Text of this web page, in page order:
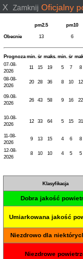
X Zamknij Oficjalny
pm2.5 pm10
Obecnie
13 6
Prognoza min. śr maks. min. śr
07-08-
2026
11 15 19 5 7 8
08-08-
2026
20 28 36 8 10 12
09-08-
2026
26 43 58 9 16 22
10-08-
2026
12 33 64 5 15 31
11-08-
2026
9 13 15 4 6 8
12-08-
2026
8 10 10 4 5 5
Klasyfikacja
Dobra jakość
Umiarkowana jakość
Niezdrowo dla
Niezdrowe